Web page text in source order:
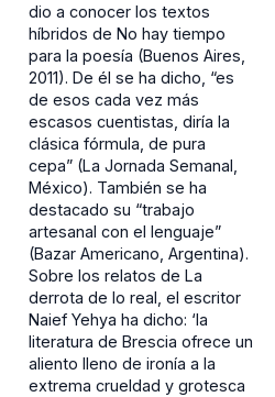
dio a conocer los textos
híbridos de No hay tiempo
para la poesía (Buenos Aires,
2011). De él se ha dicho, “es
de esos cada vez más
escasos cuentistas, diría la
clásica fórmula, de pura
cepa” (La Jornada Semanal,
México). También se ha
destacado su “trabajo
artesanal con el lenguaje”
(Bazar Americano, Argentina).
Sobre los relatos de La
derrota de lo real, el escritor
Naief Yehya ha dicho: ‘la
literatura de Brescia ofrece un
aliento lleno de ironía a la
extrema crueldad y grotesca